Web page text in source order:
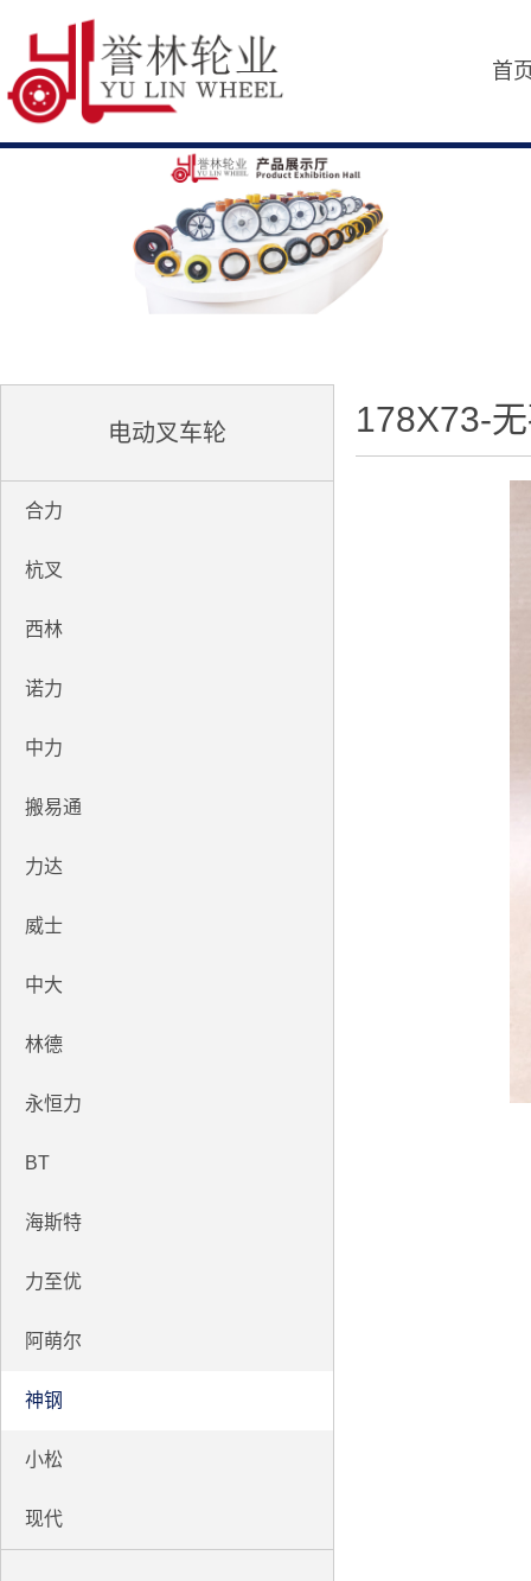
首
电动叉车轮
合力
杭叉
西林
诺力
中力
搬易通
力达
威士
中大
林德
永恒力
BT
海斯特
力至优
阿萌尔
神钢
小松
现代
178X73-